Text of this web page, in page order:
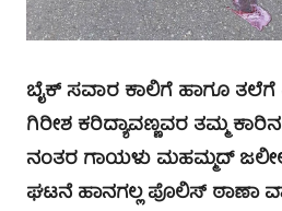
ಬೈಕ್ ಸವಾರ ಕಾಲಿಗೆ ಹಾಗೂ ತಲೆಗೆ
ಗಿರೀಶ ಕರಿದ್ಯಾವಣ್ಣವರ ತಮ್ಮ
ನಂತರ ಗಾಯಳು ಮಹಮ್ಮದ್
ಘಟನೆ ಹಾನಗಲ್ಲ ಪೊಲಿಸ್ ಠಾಣಾ